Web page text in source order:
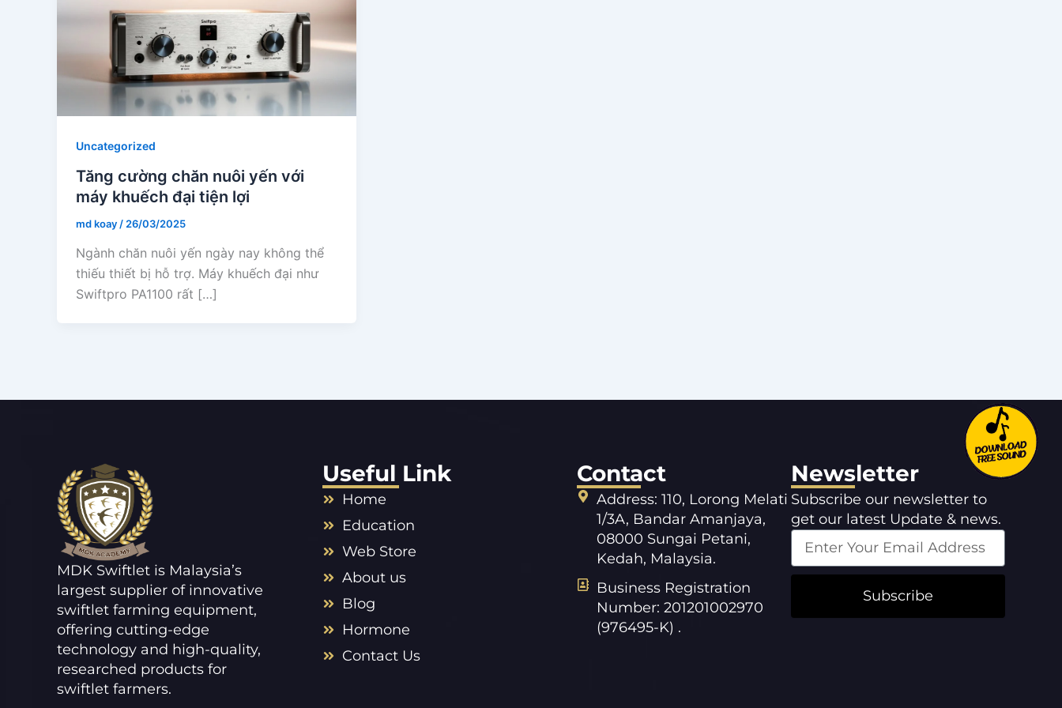
Uncategorized
Tăng cường chăn nuôi yến với
máy khuếch đại tiện lợi
md koay / 26/03/2025
Ngành chăn nuôi yến ngày nay không thể
thiếu thiết bị hỗ trợ. Máy khuếch đại như
Swiftpro PA1100 rất […]
MDK Swiftlet is Malaysia’s
largest supplier of innovative
swiftlet farming equipment,
offering cutting-edge
technology and high-quality,
researched products for
swiftlet farmers.
Useful Link
Home
Education
Web Store
About us
Blog
Hormone
Contact Us
Contact
Address: 110, Lorong Melati
1/3A, Bandar Amanjaya,
08000 Sungai Petani,
Kedah, Malaysia.
Business Registration
Number: 201201002970
(976495-K) .
Newsletter
Subscribe our newsletter to
get our latest Update & news.
Subscribe